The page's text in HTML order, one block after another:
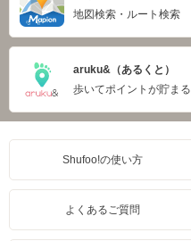
地図検索・ルート検索
aruku&（あるくと）
歩いてポイントが貯まる
Shufoo!の使い方
よくあるご質問